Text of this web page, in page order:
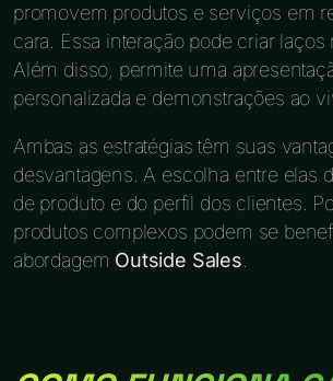
promovem produtos e serviços em
cara. Essa interação pode criar laços
Além disso, permite uma
personalizada e demonstrações ao
Ambas as estratégias têm suas
desvantagens. A escolha entre elas
de produto e do perfil dos clientes.
produtos complexos podem se
abordagem Outside Sales